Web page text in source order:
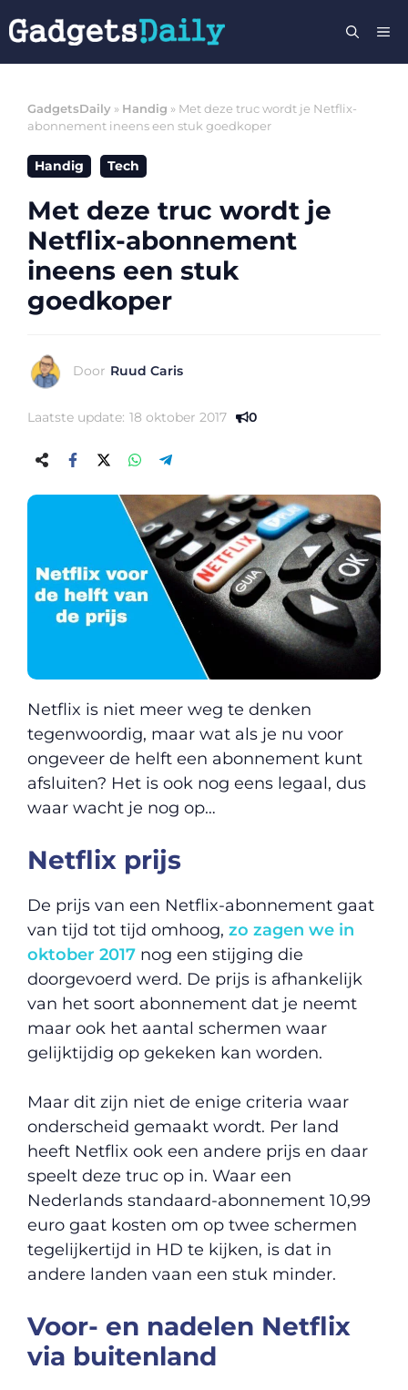
naar
de
GadgetsDaily » Handig » Met deze truc wordt je Netflix-
abonnement ineens een stuk goedkoper
Handig Tech
Met deze truc wordt je
Netflix-abonnement
ineens een stuk
goedkoper
Door Ruud Caris
Laatste update: 18 oktober 2017 0
Netflix is niet meer weg te denken
tegenwoordig, maar wat als je nu voor
ongeveer de helft een abonnement kunt
afsluiten? Het is ook nog eens legaal, dus
waar wacht je nog op…
Netflix prijs
De prijs van een Netflix-abonnement gaat
van tijd tot tijd omhoog, zo zagen we in
oktober 2017 nog een stijging die
doorgevoerd werd. De prijs is afhankelijk
van het soort abonnement dat je neemt
maar ook het aantal schermen waar
gelijktijdig op gekeken kan worden.
Maar dit zijn niet de enige criteria waar
onderscheid gemaakt wordt. Per land
heeft Netflix ook een andere prijs en daar
speelt deze truc op in. Waar een
Nederlands standaard-abonnement 10,99
euro gaat kosten om op twee schermen
tegelijkertijd in HD te kijken, is dat in
andere landen vaan een stuk minder.
Voor- en nadelen Netflix
via buitenland